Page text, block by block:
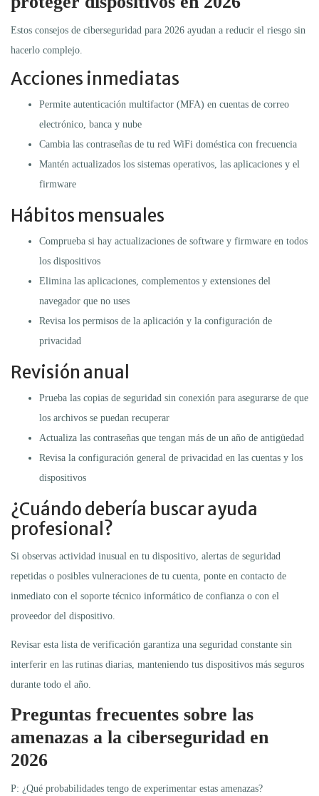
Estos consejos de ciberseguridad para 2026 ayudan a reducir el riesgo sin
hacerlo complejo.
Acciones inmediatas
Permite autenticación multifactor (MFA) en cuentas de correo
electrónico, banca y nube
Cambia las contraseñas de tu red WiFi doméstica con frecuencia
Mantén actualizados los sistemas operativos, las aplicaciones y el
firmware
Hábitos mensuales
Comprueba si hay actualizaciones de software y firmware en todos
los dispositivos
Elimina las aplicaciones, complementos y extensiones del
navegador que no uses
Revisa los permisos de la aplicación y la configuración de
privacidad
Revisión anual
Prueba las copias de seguridad sin conexión para asegurarse de que
los archivos se puedan recuperar
Actualiza las contraseñas que tengan más de un año de antigüedad
Revisa la configuración general de privacidad en las cuentas y los
dispositivos
¿Cuándo debería buscar ayuda
profesional?
Si observas actividad inusual en tu dispositivo, alertas de seguridad
repetidas o posibles vulneraciones de tu cuenta, ponte en contacto de
inmediato con el soporte técnico informático de confianza o con el
proveedor del dispositivo.
Revisar esta lista de verificación garantiza una seguridad constante sin
interferir en las rutinas diarias, manteniendo tus dispositivos más seguros
durante todo el año.
Preguntas frecuentes sobre las
amenazas a la ciberseguridad en
2026
P: ¿Qué probabilidades tengo de experimentar estas amenazas?